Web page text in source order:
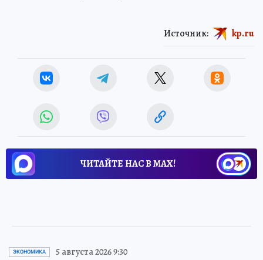
Источник: kp.ru
ЧИТАЙТЕ НАС В МАХ!
ЭКОНОМИКА 5 августа 2026 9:30